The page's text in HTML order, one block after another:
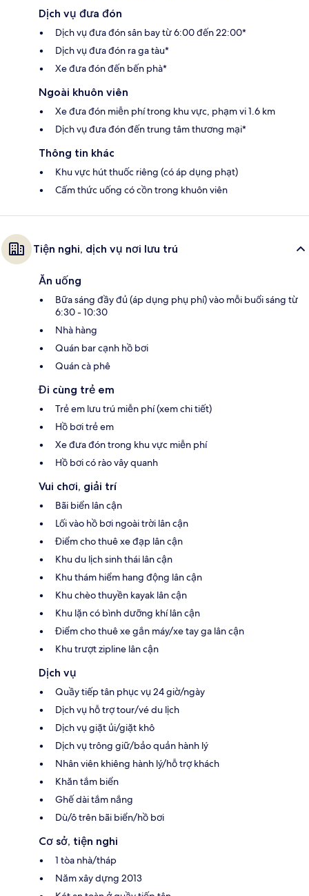
Dịch vụ đưa đón
Dịch vụ đưa đón sân bay từ 6:00 đến 22:00*
Dịch vụ đưa đón ra ga tàu*
Xe đưa đón đến bến phà*
Ngoài khuôn viên
Xe đưa đón miễn phí trong khu vực, phạm vi 1.6 km
Dịch vụ đưa đón đến trung tâm thương mại*
Thông tin khác
Khu vực hút thuốc riêng (có áp dụng phạt)
Cấm thức uống có cồn trong khuôn viên
Tiện nghi, dịch vụ nơi lưu trú
Ăn uống
Bữa sáng đầy đủ (áp dụng phụ phí) vào mỗi buổi sáng từ
6:30 - 10:30
Nhà hàng
Quán bar cạnh hồ bơi
Quán cà phê
Đi cùng trẻ em
Trẻ em lưu trú miễn phí (xem chi tiết)
Hồ bơi trẻ em
Xe đưa đón trong khu vực miễn phí
Hồ bơi có rào vây quanh
Vui chơi, giải trí
Bãi biển lân cận
Lối vào hồ bơi ngoài trời lân cận
Điểm cho thuê xe đạp lân cận
Khu du lịch sinh thái lân cận
Khu thám hiểm hang động lân cận
Khu chèo thuyền kayak lân cận
Khu lặn có bình dưỡng khí lân cận
Điểm cho thuê xe gắn máy/xe tay ga lân cận
Khu trượt zipline lân cận
Dịch vụ
Quầy tiếp tân phục vụ 24 giờ/ngày
Dịch vụ hỗ trợ tour/vé du lịch
Dịch vụ giặt ủi/giặt khô
Dịch vụ trông giữ/bảo quản hành lý
Nhân viên khiêng hành lý/hỗ trợ khách
Khăn tắm biển
Ghế dài tắm nắng
Dù/ô trên bãi biển/hồ bơi
Cơ sở, tiện nghi
1 tòa nhà/tháp
Năm xây dựng 2013